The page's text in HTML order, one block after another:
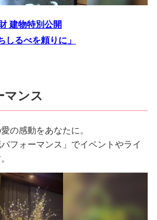
建物特別公開
しるべを頼りに」
マンス
の感動をあなたに。
フォーマンス」でイベントやライ